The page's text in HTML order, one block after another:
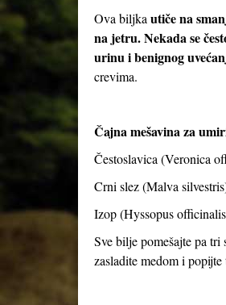
Ova biljka utiče na
na jetru. Nekada se
urinu i benignog
crevima.
Čajna mešavina za
Čestoslavica (Veronica
Crni slez (Malva
Izop (Hyssopus
Sve bilje pomešajte pa
zasladite medom i